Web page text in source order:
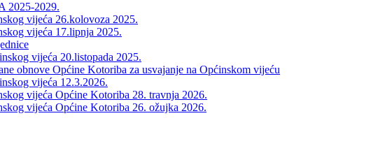
2025-2029.
vijeća 26.kolovoza 2025.
vijeća 17.lipnja 2025.
vijeća 20.listopada 2025.
obnove Općine Kotoriba za usvajanje na Općinskom vijeću
vijeća 12.3.2026.
vijeća Općine Kotoriba 28. travnja 2026.
vijeća Općine Kotoriba 26. ožujka 2026.